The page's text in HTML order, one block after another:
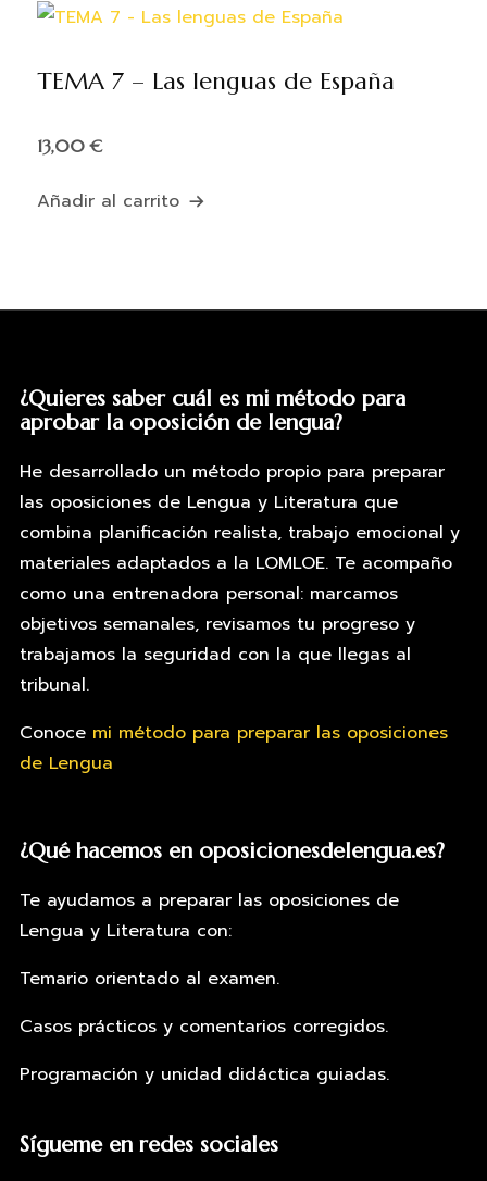
TEMA 7 – Las lenguas de España
13,00€
Añadir al carrito
¿Quieres saber cuál es mi método para
aprobar la oposición de lengua?
He desarrollado un método propio para preparar
las oposiciones de Lengua y Literatura que
combina planificación realista, trabajo emocional y
materiales adaptados a la LOMLOE. Te acompaño
como una entrenadora personal: marcamos
objetivos semanales, revisamos tu progreso y
trabajamos la seguridad con la que llegas al
tribunal.
Conoce mi método para preparar las oposiciones
de Lengua
¿Qué hacemos en oposicionesdelengua.es?
Te ayudamos a preparar las oposiciones de
Lengua y Literatura con:
Temario orientado al examen.
Casos prácticos y comentarios corregidos.
Programación y unidad didáctica guiadas.
Sígueme en redes sociales